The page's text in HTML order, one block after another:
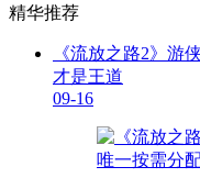
精华推荐
《流放之路2》游
才是王道
09-16